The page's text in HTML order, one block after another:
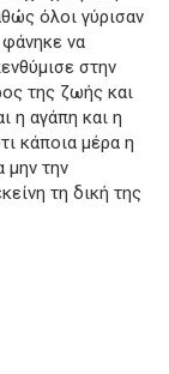
όλοι γύρισαν
να
στην
της ζωής και
η αγάπη και η
κάποια μέρα η
μην την
τη δική της